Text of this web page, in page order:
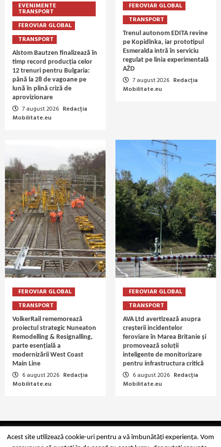
EVENIMENTE
TRANSPORT
FEROVIAR GLOBAL
TRANSPORT
Alstom Bautzen finalizează în
timp record producția celor
12 trenuri pentru Bulgaria:
până la 28 de vagoane pe
lună în plină criză de
aprovizionare
7 august 2026 Redacția
Mobilitate.eu
FEROVIAR GLOBAL
TRANSPORT
Trenul autonom EDITA revine
pe Kopidlnka, iar prototipul
Esmeralda intră în serviciu
regulat pe linia experimentală
AŽD
7 august 2026 Redacția
Mobilitate.eu
FEROVIAR GLOBAL
TRANSPORT
VolkerRail rememorează
proiectul strategic Nuneaton
Remodelling & Resignalling,
parte esențială a
modernizării West Coast
Main Line
6 august 2026 Redacția
Mobilitate.eu
FEROVIAR GLOBAL
TRANSPORT
AVA Ltd avertizează asupra
creșterii incidentelor
feroviare în Marea Britanie și
promovează soluții
inteligente de monitorizare
pentru infrastructura critică
6 august 2026 Redacția
Mobilitate.eu
Copyright Mobilitate.eu © 2014-2026
Acest site utilizează cookie-uri pentru a vă îmbunătăți experiența. Vom